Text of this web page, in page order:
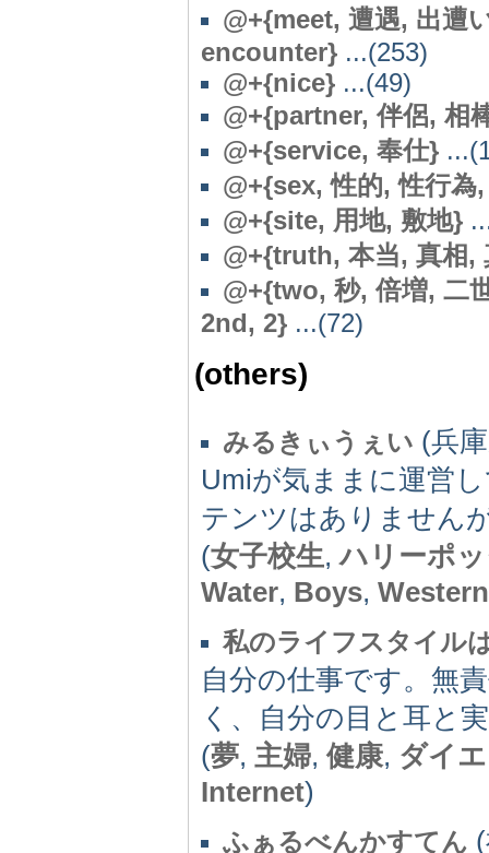
@+{meet, 遭遇, 出遭
encounter} ...(253)
@+{nice} ...(49)
@+{partner, 伴侶, 相
@+{service, 奉仕}
@+{sex, 性的, 性行
@+{site, 用地, 敷地}
@+{truth, 本当, 真相,
@+{two, 秒, 倍増, 二
2nd, 2} ...(72)
(others)
みるきぃうぇい (兵
Umiが気ままに運営
テンツはありません
(女子校生,ハリーポ
Water, Boys, Western
私のライフスタイル
自分の仕事です。無
く、自分の目と耳と
(夢, 主婦, 健康, ダイ
Internet)
ふぁるべんかすてん